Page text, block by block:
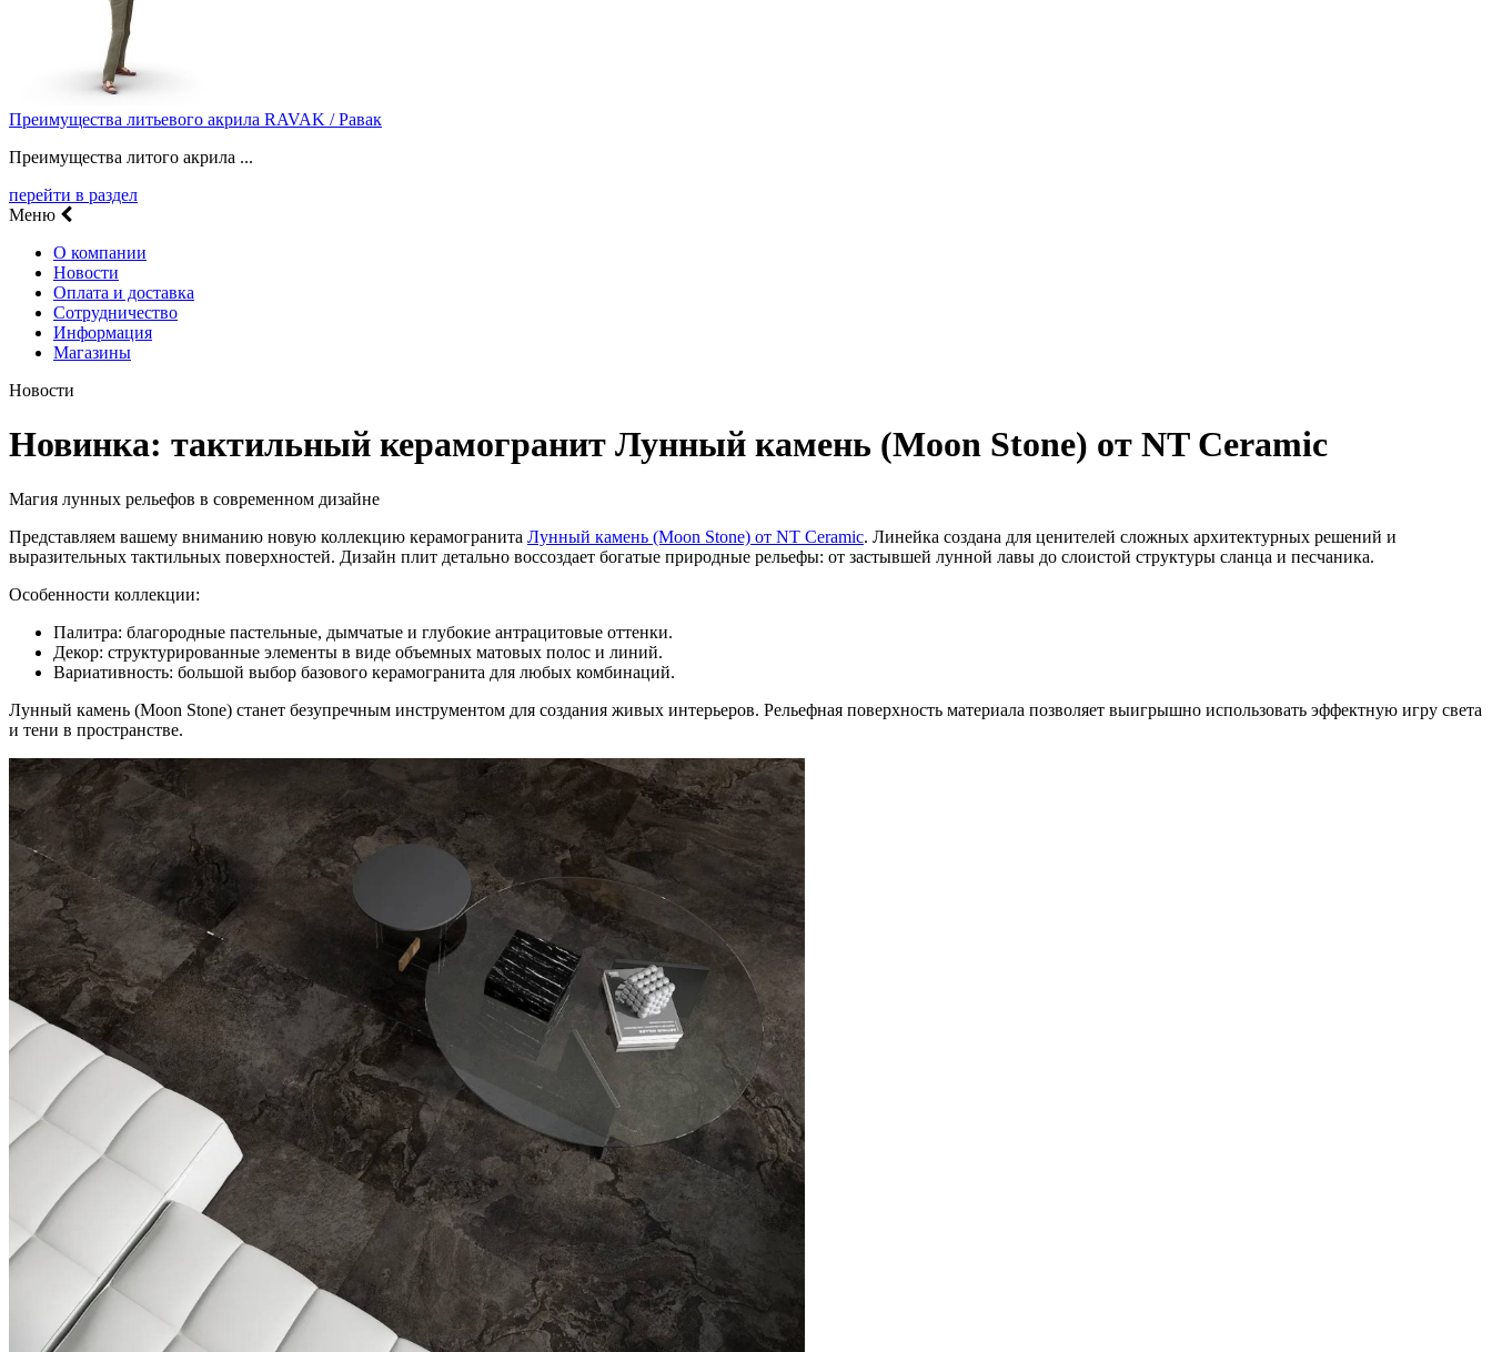
Преимущества литьевого акрила RAVAK / Равак
Преимущества литого акрила ...
перейти в раздел
Меню
О компании
Новости
Оплата и доставка
Сотрудничество
Информация
Магазины
Новости
Новинка: тактильный керамогранит Лунный камень (Moon Stone) от NT Ceramic
Магия лунных рельефов в современном дизайне
Представляем вашему вниманию новую коллекцию керамогранита Лунный камень (Moon Stone) от NT Ceramic. Линейка создана для ценителей сложных архитектурных решений и
выразительных тактильных поверхностей. Дизайн плит детально воссоздает богатые природные рельефы: от застывшей лунной лавы до слоистой структуры сланца и песчаника.
Особенности коллекции:
Палитра: благородные пастельные, дымчатые и глубокие антрацитовые оттенки.
Декор: структурированные элементы в виде объемных матовых полос и линий.
Вариативность: большой выбор базового керамогранита для любых комбинаций.
Лунный камень (Moon Stone) станет безупречным инструментом для создания живых интерьеров. Рельефная поверхность материала позволяет выигрышно использовать эффектную игру света
и тени в пространстве.